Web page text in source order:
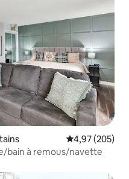
Note
4,97 (205)
bain à remous/navette